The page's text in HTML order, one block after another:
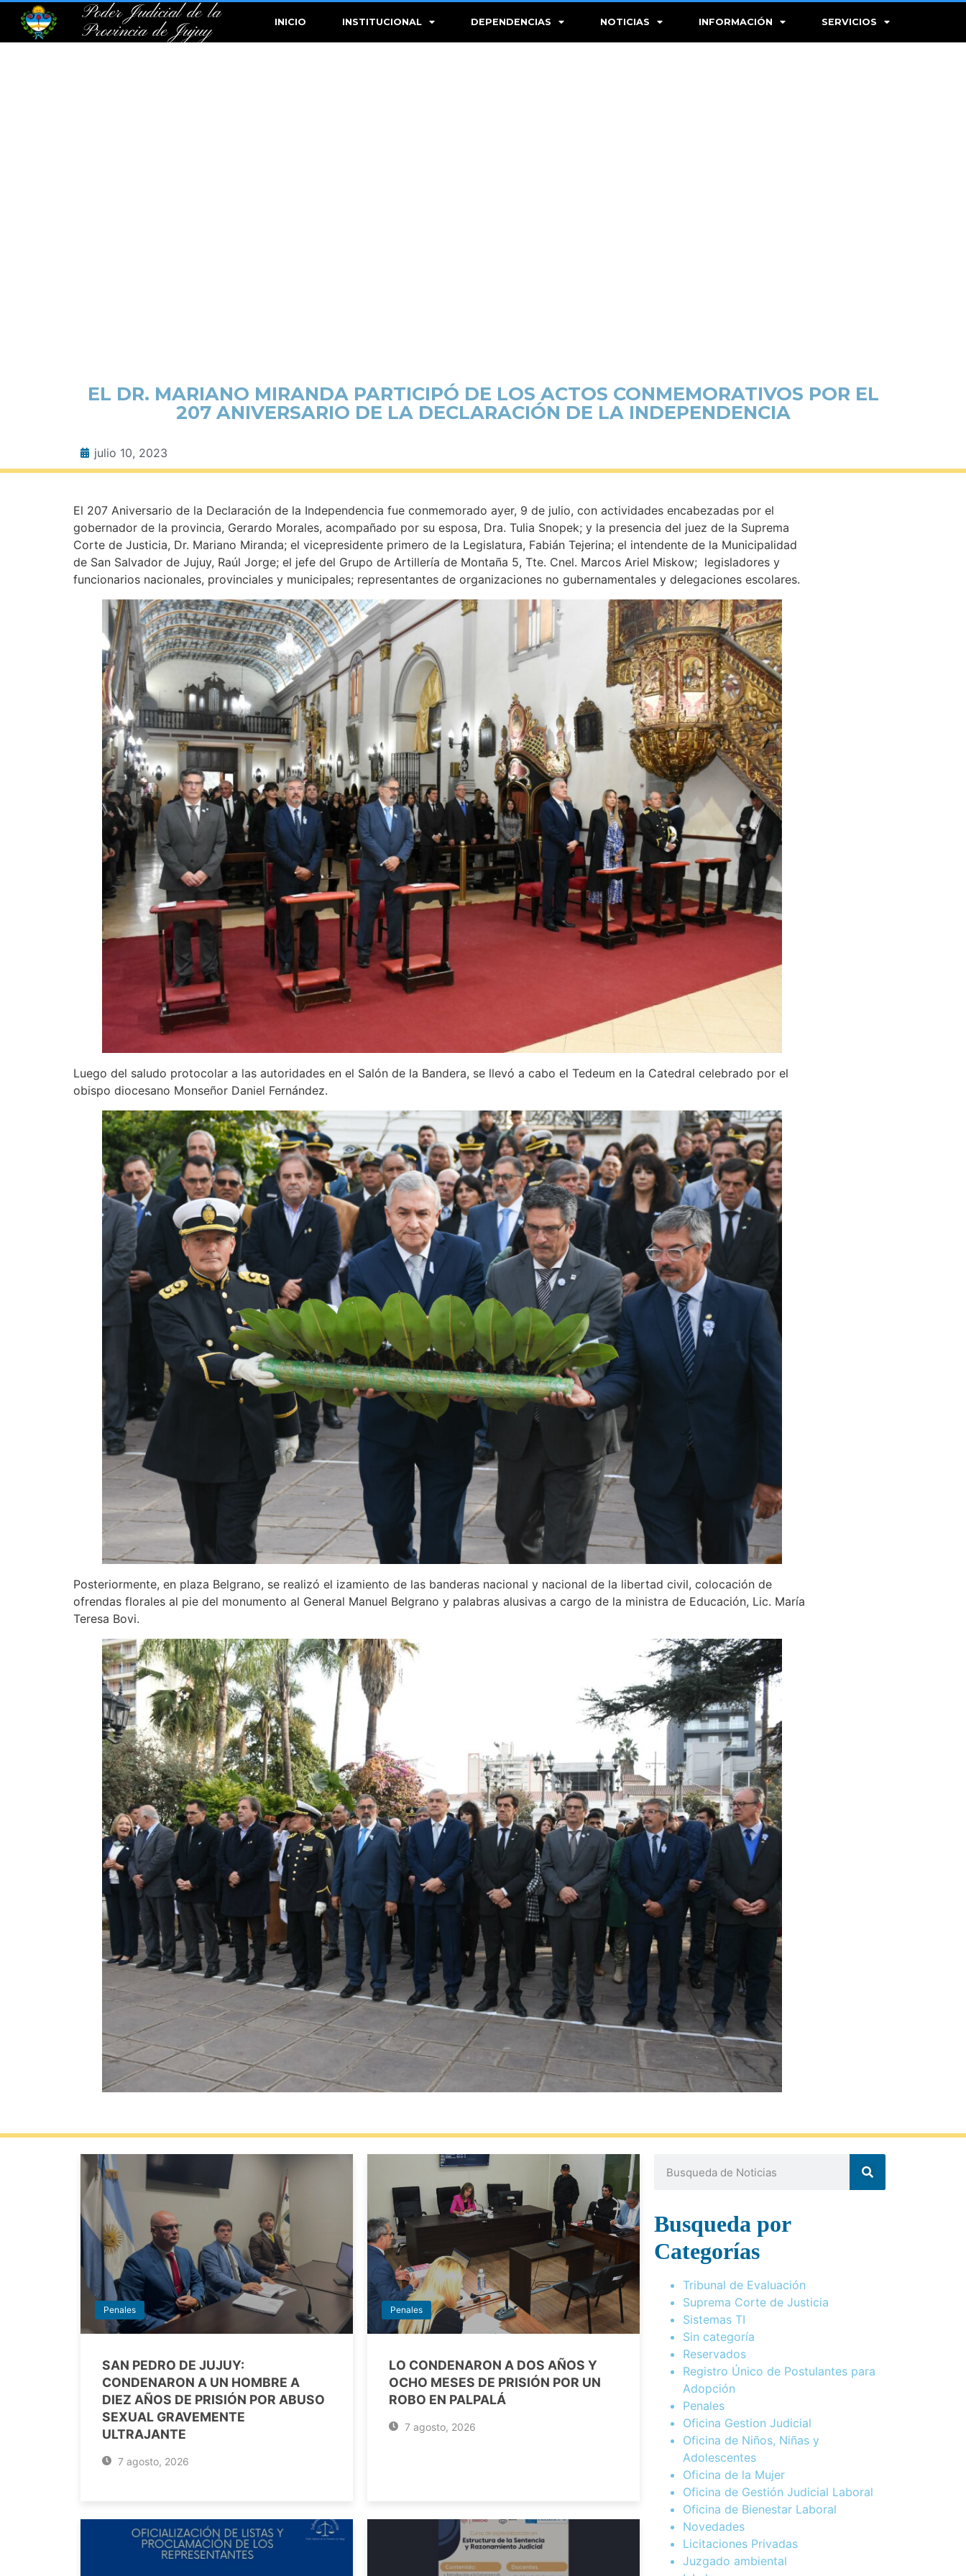
Poder Judicial de la
Provincia de Jujuy
INICIO INSTITUCIONAL DEPENDENCIAS NOTICIAS INFORMACIÓN SERVICIOS
EL DR. MARIANO MIRANDA PARTICIPÓ DE LOS ACTOS CONMEMORATIVOS POR EL
207 ANIVERSARIO DE LA DECLARACIÓN DE LA INDEPENDENCIA
julio 10, 2023
El 207 Aniversario de la Declaración de la Independencia fue conmemorado ayer, 9 de julio, con actividades encabezadas por el
gobernador de la provincia, Gerardo Morales, acompañado por su esposa, Dra. Tulia Snopek; y la presencia del juez de la Suprema
Corte de Justicia, Dr. Mariano Miranda; el vicepresidente primero de la Legislatura, Fabián Tejerina; el intendente de la Municipalidad
de San Salvador de Jujuy, Raúl Jorge; el jefe del Grupo de Artillería de Montaña 5, Tte. Cnel. Marcos Ariel Miskow; legisladores y
funcionarios nacionales, provinciales y municipales; representantes de organizaciones no gubernamentales y delegaciones escolares.
Luego del saludo protocolar a las autoridades en el Salón de la Bandera, se llevó a cabo el Tedeum en la Catedral celebrado por el
obispo diocesano Monseñor Daniel Fernández.
Posteriormente, en plaza Belgrano, se realizó el izamiento de las banderas nacional y nacional de la libertad civil, colocación de
ofrendas florales al pie del monumento al General Manuel Belgrano y palabras alusivas a cargo de la ministra de Educación, Lic. María
Teresa Bovi.
Penales
SAN PEDRO DE JUJUY:
CONDENARON A UN HOMBRE A
DIEZ AÑOS DE PRISIÓN POR ABUSO
SEXUAL GRAVEMENTE
ULTRAJANTE
7 agosto, 2026
Penales
LO CONDENARON A DOS AÑOS Y
OCHO MESES DE PRISIÓN POR UN
ROBO EN PALPALÁ
7 agosto, 2026
Busqueda por
Categorías
Tribunal de Evaluación
Suprema Corte de Justicia
Sistemas TI
Sin categoría
Reservados
Registro Único de Postulantes para
Adopción
Penales
Oficina Gestion Judicial
Oficina de Niños, Niñas y
Adolescentes
Oficina de la Mujer
Oficina de Gestión Judicial Laboral
Oficina de Bienestar Laboral
Novedades
Licitaciones Privadas
Juzgado ambiental